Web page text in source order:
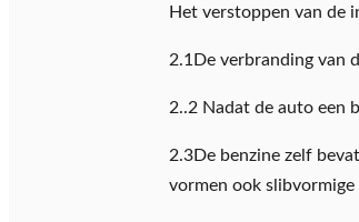
Het verstoppen van de
2.1De verbranding van
2..2 Nadat de auto een
2.3De benzine zelf
vormen ook